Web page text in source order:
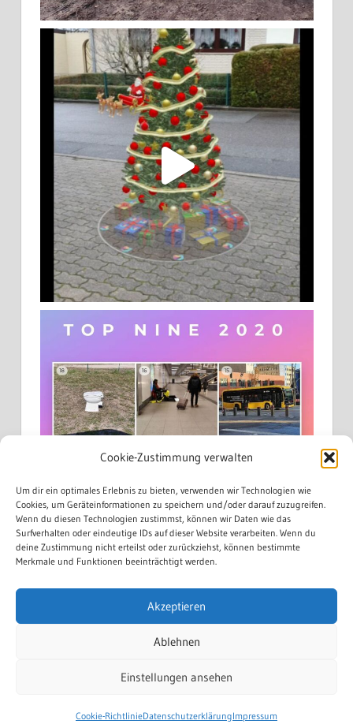
Cookie-Zustimmung verwalten
Um dir ein optimales Erlebnis zu bieten, verwenden wir Technologien wie
Cookies, um Geräteinformationen zu speichern und/oder darauf zuzugreifen.
Wenn du diesen Technologien zustimmst, können wir Daten wie das
Surfverhalten oder eindeutige IDs auf dieser Website verarbeiten. Wenn du
deine Zustimmung nicht erteilst oder zurückziehst, können bestimmte
Merkmale und Funktionen beeinträchtigt werden.
Akzeptieren
Ablehnen
Einstellungen ansehen
Cookie-RichtlinieDatenschutzerklärungImpressum
Auf Instagram folgen